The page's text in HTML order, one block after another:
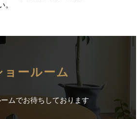
。
ョールーム
ムでお待ちしております